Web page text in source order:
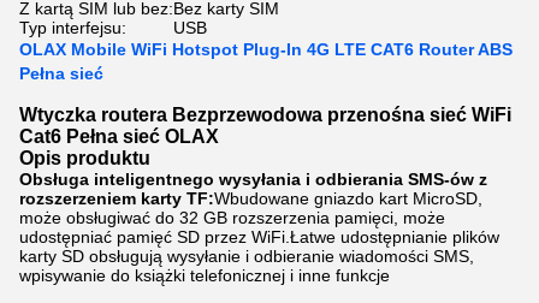
Z kartą SIM lub bez:Bez karty SIM
Typ interfejsu:
USB
OLAX Mobile WiFi Hotspot Plug-In 4G LTE CAT6 Router ABS
Pełna sieć
Wtyczka routera Bezprzewodowa przenośna sieć WiFi
Cat6 Pełna sieć OLAX
Opis produktu
Obsługa inteligentnego wysyłania i odbierania SMS-ów z
rozszerzeniem karty TF:Wbudowane gniazdo kart MicroSD,
może obsługiwać do 32 GB rozszerzenia pamięci, może
udostępniać pamięć SD przez WiFi.Łatwe udostępnianie plików
karty SD obsługują wysyłanie i odbieranie wiadomości SMS,
wpisywanie do książki telefonicznej i inne funkcje